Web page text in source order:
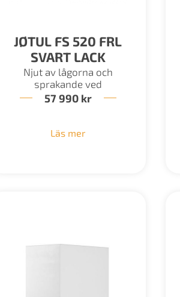
JØTUL FS 520 FRL
SVART LACK
Njut av lågorna och
sprakande ved
57 990 kr
Läs mer